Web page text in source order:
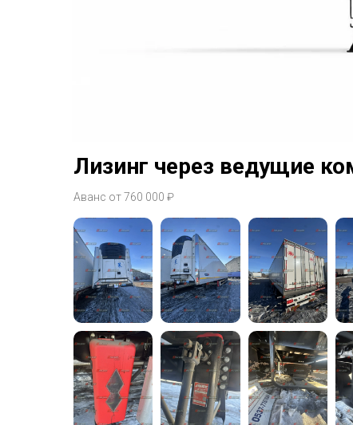
Лизинг через ведущие
Аванс от 760 000 ₽